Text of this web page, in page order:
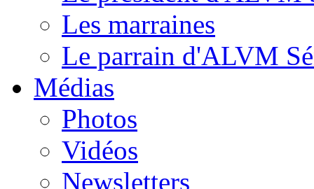
Les marraines
Le parrain d'ALVM
Médias
Photos
Vidéos
Newsletters